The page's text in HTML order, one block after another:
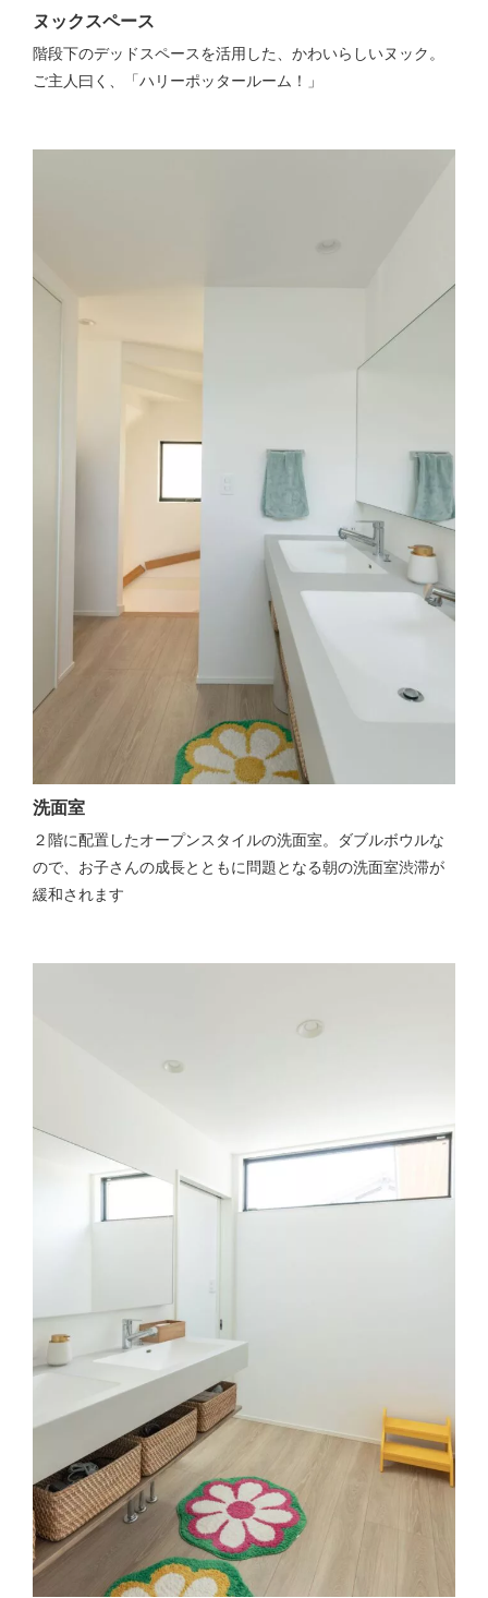
ヌックスペース
階段下のデッドスペースを活用した、かわいらしいヌック。
ご主人曰く、「ハリーポッタールーム！」
洗面室
２階に配置したオープンスタイルの洗面室。ダブルボウルな
ので、お子さんの成長とともに問題となる朝の洗面室渋滞が
緩和されます